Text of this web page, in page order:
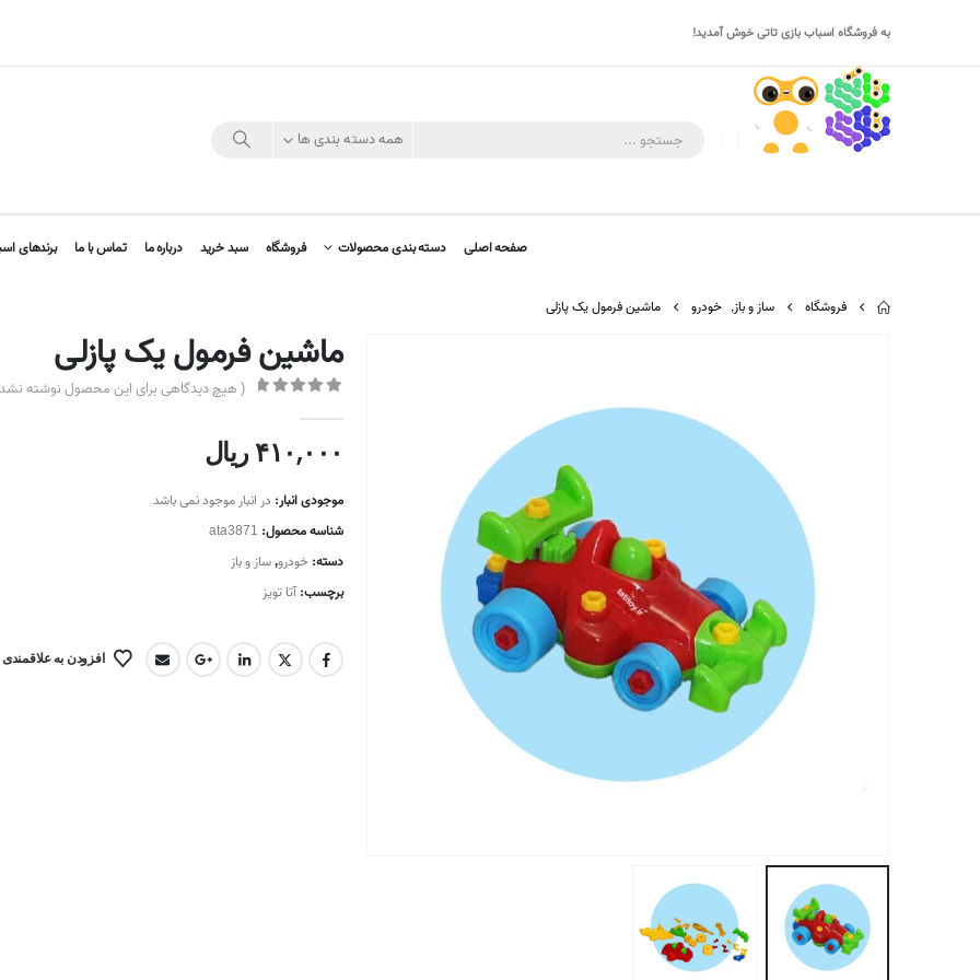
به فروشگاه اسباب بازی تاتی خوش آمدید!
همه دسته بندی ها
صفحه اصلی دسته بندی محصولات فروشگاه سبد خرید درباره ما تماس با ما برندهای
فروشگاه ساز و باز, خودرو ماشین فرمول یک پازلی
ماشین فرمول یک پازلی
( هیچ دیدگاهی برای این محصول نوشته
۴۱۰,۰۰۰ریال
موجودی انبار: در انبار موجود نمی باشد
شناسه محصول: ata3871
دسته: خودرو,ساز و باز
برچسب: آتا تویز
افزودن به علاقمندی